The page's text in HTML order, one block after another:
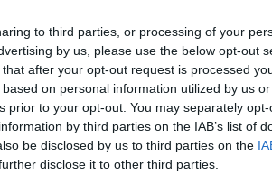
to third parties, or processing of your
by us, please use the below opt-out
after your opt-out request is processed
on personal information utilized by us
prior to your opt-out. You may separately
by third parties on the IAB’s list of
be disclosed by us to third parties on the
disclose it to other third parties.
τα αίματα… άναψαν με
ΕΚΑΒ που παρέλαβαν δύο
νοσοκομείο.